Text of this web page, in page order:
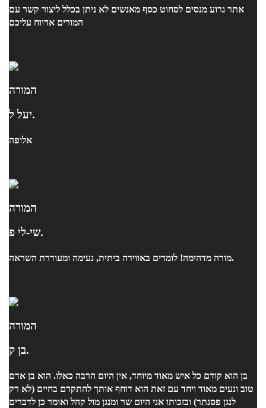
אתר גרוע מנסים לסחוט כסף מאנשים לא ניתן בכלל ליצור קשר עם
המורים אדווח עליכם
המורה
יעל ל.
אלופה
המורה
שי-לי פ.
מורה מדהימה! לומדים באווירה ביתית, נעימה ומעוררת השראה.
המורה
בן ק.
בן הוא קודם כל איש מאוד מיוחד, אין היום הרבה כאלו. הוא בן אדם
טוב ונעים מאוד ויחד עם זאת הוא דוחף אותך להתקדם בחיים (לא רק
לנגן פסנתר) ובזכותו אני היום שר ומנגן מול קהל ואומר כן לדברים